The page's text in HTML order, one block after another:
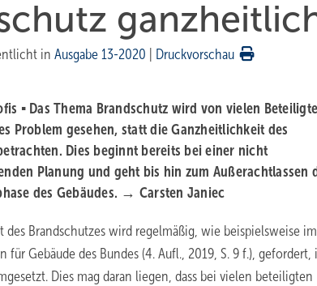
in Ausgabe 13-2020 Druckvorschau
▪ Das Thema Brandschutz wird von vielen
Problem gesehen, statt die Ganzheitlichkeit des
Dies beginnt bereits bei einer nicht
Planung und geht bis hin zum Außerachtlassen
des Gebäudes. → Carsten Janiec
des Brandschutzes wird regelmäßig, wie beispielsweise im
für Gebäude des Bundes (4. Aufl., 2019, S. 9 f.), gefordert,
Dies mag daran liegen, dass bei vielen beteiligten